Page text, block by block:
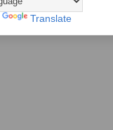
Translate